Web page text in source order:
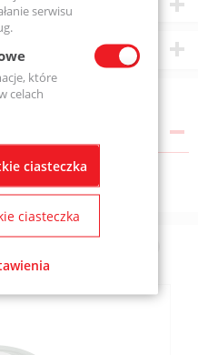
serwisu
które
celach
ciasteczka
ciasteczka